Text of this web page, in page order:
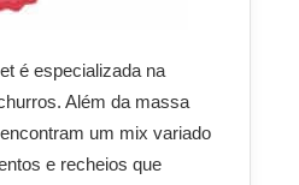
é especializada na
Além da massa
um mix variado
e recheios que